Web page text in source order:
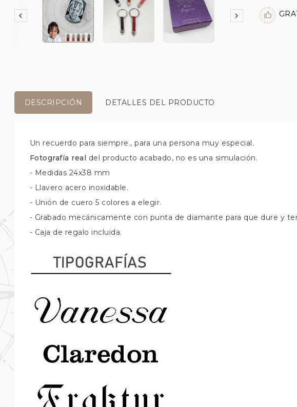
 
DESCRIPCIÓN DETALLES DEL PRODUCTO
Un recuerdo para siempre., para una persona muy especial.
Fotografía real del producto acabado, no es una simulación.
- Medidas 24x38 mm
- Llavero acero inoxidable.
- Unión de cuero 5 colores a elegir.
- Grabado mecánicamente con punta de diamante para que dure y
- Caja de regalo incluida.